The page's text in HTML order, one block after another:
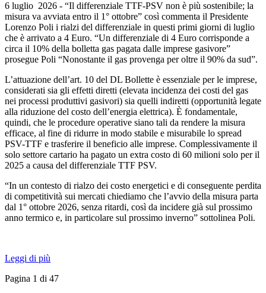
6 luglio 2026 - “Il differenziale TTF-PSV non è più sostenibile; la
misura va avviata entro il 1° ottobre” così commenta il Presidente
Lorenzo Poli i rialzi del differenziale in questi primi giorni di luglio
che è arrivato a 4 Euro. “Un differenziale di 4 Euro corrisponde a
circa il 10% della bolletta gas pagata dalle imprese gasivore”
prosegue Poli “Nonostante il gas provenga per oltre il 90% da sud”.
L’attuazione dell’art. 10 del DL Bollette è essenziale per le imprese,
considerati sia gli effetti diretti (elevata incidenza dei costi del gas
nei processi produttivi gasivori) sia quelli indiretti (opportunità legate
alla riduzione del costo dell’energia elettrica). È fondamentale,
quindi, che le procedure operative siano tali da rendere la misura
efficace, al fine di ridurre in modo stabile e misurabile lo spread
PSV-TTF e trasferire il beneficio alle imprese. Complessivamente il
solo settore cartario ha pagato un extra costo di 60 milioni solo per il
2025 a causa del differenziale TTF PSV.
“In un contesto di rialzo dei costo energetici e di conseguente perdita
di competitività sui mercati chiediamo che l’avvio della misura parta
dal 1° ottobre 2026, senza ritardi, così da incidere già sul prossimo
anno termico e, in particolare sul prossimo inverno” sottolinea Poli.
Leggi di più
Pagina 1 di 47